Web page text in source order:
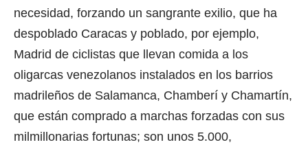
necesidad, forzando un sangrante exilio, que ha
despoblado Caracas y poblado, por ejemplo,
Madrid de ciclistas que llevan comida a los
oligarcas venezolanos instalados en los barrios
madrileños de Salamanca, Chamberí y Chamartín,
que están comprado a marchas forzadas con sus
milmillonarias fortunas; son unos 5.000,